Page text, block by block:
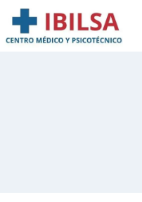
Saltar
contenido